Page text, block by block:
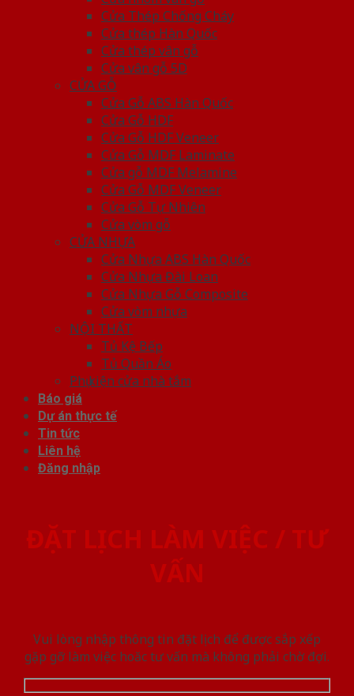
Cửa Thép Chống Cháy
Cửa thép Hàn Quốc
Cửa thép vân gỗ
Cửa vân gỗ 5D
CỬA GỖ
Cửa Gỗ ABS Hàn Quốc
Cửa Gỗ HDF
Cửa Gỗ HDF Veneer
Cửa Gỗ MDF Laminate
Cửa gỗ MDF Melamine
Cửa Gỗ MDF Veneer
Cửa Gỗ Tự Nhiên
Cửa vòm gỗ
CỬA NHỰA
Cửa Nhựa ABS Hàn Quốc
Cửa Nhựa Đài Loan
Cửa Nhựa Gỗ Composite
Cửa vòm nhựa
NỘI THẤT
Tủ Kệ Bếp
Tủ Quần Áo
Phụ kiện cửa nhà tắm
Báo giá
Dự án thực tế
Tin tức
Liên hệ
Đăng nhập
ĐẶT LỊCH LÀM VIỆC / TƯ
VẤN
Vui lòng nhập thông tin đặt lịch để được sắp xếp
gặp gỡ làm việc hoăc tư vấn mà không phải chờ đợi.